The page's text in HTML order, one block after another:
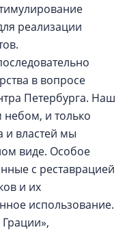
реализации
в вопросе
Петербурга. Наш
небом, и только
и властей мы
виде. Особое
с реставрацией
и их
использование.